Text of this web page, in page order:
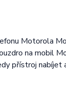
Motorola
na mobil
přístroj nabíjet